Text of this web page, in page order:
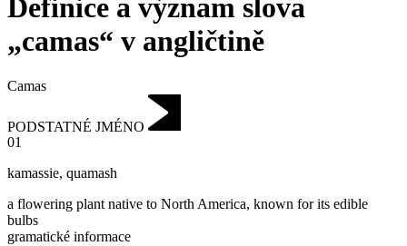
Definice a význam slova
„camas“ v angličtině
Camas
PODSTATNÉ JMÉNO
01
kamassie, quamash
a flowering plant native to North America, known for its edible
bulbs
gramatické informace